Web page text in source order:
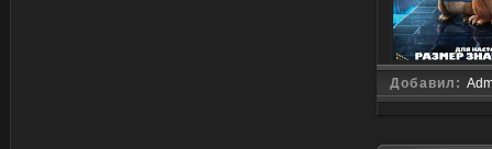
Добавил: